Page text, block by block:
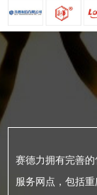
赛德力拥有完善
服务网点，包括